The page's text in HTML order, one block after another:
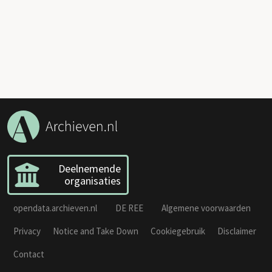
Deelnemende
organisaties
opendata.archieven.nl DE REE
Algemene voorwaarden
Privacy
Notice and Take Down Cookiegebruik
Disclaimer
Contact